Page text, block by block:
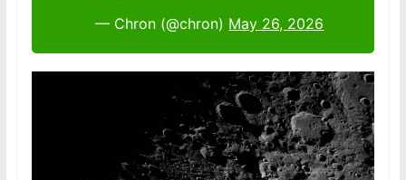
— Chron (@chron) May 26, 2026